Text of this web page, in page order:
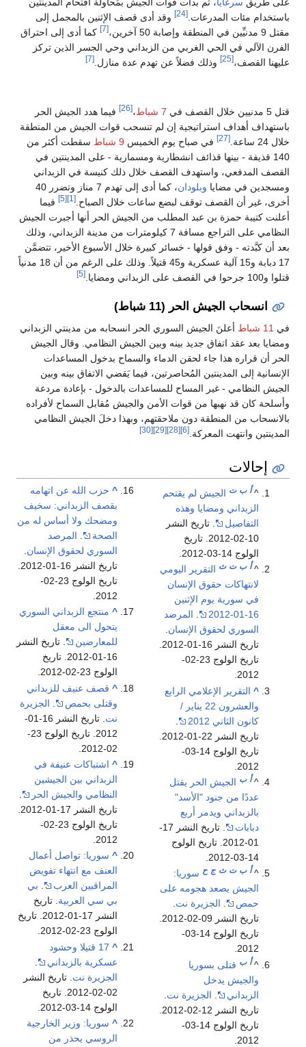
باستخدام مئات المدرعات. [24]
وقد أدى قصف الإثنين بالمجمل إلى
مقتل 9 مدنيِّين في المنطقة وإصابة 50 آخرين،
[7]
كما أدى إلى احتراق
الفرن الآلي في الحي الغربي من الزبداني وحي الجسر الذين تركز
عليهنا القصف،[25] وذلك فضلاً عن تهدم عدة منازل. [7]
قتل 5 مدنيين خلال القصف في 7 شباط ،[26]
فيما هدد الجيش الحر
باستهداف أهداف استراتيجية إن لم تنسحب قوات الجيش من المنطقة
خلال 24 ساعة.
[27] في صباح يوم الخميس 9 شباط
سقطت أكثر من
140 قذيفة - بينها قذائف انشطارية ومسمارية - على المدينتين في
القصف المدفعي، واستهدف القصف خلال ذلك كنيسة في الزبداني
ومسجدين في مضايا وبلودان
، كما أدى إلى تهدم 7 مناز وتضرر 40
أخرى، غير أن القصف توقف لبضع ساعات خلال الصباح. [1]
[5]
فيما
أعلنت كتيبة حمزة بن عبد المطلب من الجيش الحر أنها أجبرت الجيش
النظامي على التراجع مسافة 7 كيلومترات من مدينة الزبداني، وذلك
بعد أن كبَّدته - وفق قولها - خسائر كبيرة خلال الأسبوع الأخير، تتضمَّن
17 دبابة و15 آلية عسكرية و45 قتيلاً. وذلك على الرغم من أن 18 مدنياً
قتلوا و100 جرحوا في القصف على الزبداني ومضايا.
[5]
انسحاب الجيش الحر (11 شباط)
في 11 شباط
أعلنَ الجيش السوري الحر انسحابه من مدينتي الزبداني
ومضايا بعد عقد اتفاق جديد بينه وبين الجيش النظامي. وقال الجيش
الحر أن قراره هذا جاء لحقن الدماء والسماح بدخول المساعدات
الإنسانية إلى المدينتين المُحاصرتين، فيما يَقضي الاتفاق بينه وبين
الجيش النظامي - غير المساح للمساعدات بالدخول - بإعادة مردعة
وأسلحة كان قد نهبها من قوات الأمن والجيش مُقابل السماح لأفراده
بالانسحاب من المنطقة دون ملاحقتهم، وبهذا دخلَ الجيش النظامي
المدينتين وانتهت المعركة. [6]
[28]
[29]
[30]
إحالات
^أ ب ت الجيش لم يقتحم
الزبداني ومضايا وهذه
التفاصيل
. تاريخ النشر
10-02-2012. تاريخ
الولوج 14-03-2012.
^أ ب ت ث التقرير اليومي
لانتهاكات حقوق الإنسان
في سورية يوم الإثنين
16-01-2012
. المرصد
السوري لحقوق الإنسان.
تاريخ النشر 16-01-2012.
تاريخ الولوج 23-02-
2012.
^ التقرير الإعلامي الرابع
والعشرون 22 يناير /
كانون الثاني 2012
تاريخ الولوج 14-03-
2012.
^أ ب الجيش الحر يقتل
عددًا من جنود "الأسد"
بالزبداني ويدمر أربع
دبابات
. تاريخ النشر 17-
01-2012. تاريخ الولوج
14-03-2012.
^أ ب ت ث ج ح سوريا:
الجيش يصعد هجومه على
حمص
. الجزيرة نت.
تاريخ النشر 09-02-2012.
تاريخ الولوج 14-03-
2012.
^أ ب قتلى بسوريا
والجيش يدخل
الزبداني
الجزيرة نت
تاريخ الولوج 14-03-
2012.
^ حزب الله عن اتهامه
بقصف الزبداني: سخيف
ومضحك ولا أساس له من
الصحة
المرصد
السوري لحقوق الإنسان
تاريخ الولوج 23-02-
2012.
^ منتجع الزبداني السوري
يتحول الى معقل
للمعارضين
. تاريخ النشر
16-01-2012. تاريخ
الولوج 23-02-2012.
^ قصف عنيف للزبداني
وقتلى بحمص
الجزيرة
نت
. تاريخ النشر 16-01-
2012. تاريخ الولوج 23-
02-2012.
^ اشتباكات عنيفة في
الزبداني بين الجيشين
النظامي والجيش الحر
تاريخ الولوج 23-02-
2012.
^ سوريا: تواصل أعمال
العنف مع انتهاء تفويض
المراقبين العرب
. بي
بي سي العربية. تاريخ
النشر 17-01-2012. تاريخ
الولوج 23-02-2012.
^
17 قتيلا وحشود
عسكرية بالزبداني
الجزيرة نت . تاريخ النشر
02-02-2012. تاريخ
الولوج 14-03-2012.
^ سوريا: وزير الخارجية
الروسي يحذر من